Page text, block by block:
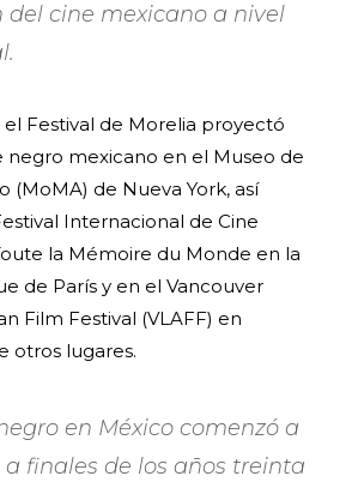
del cine mexicano a nivel
Festival de Morelia proyectó
negro mexicano en el Museo de
(MoMA) de Nueva York, así
Internacional de Cine
la Mémoire du Monde en la
de París y en el Vancouver
Film Festival (VLAFF) en
otros lugares.
en México comenzó a
a finales de los años treinta